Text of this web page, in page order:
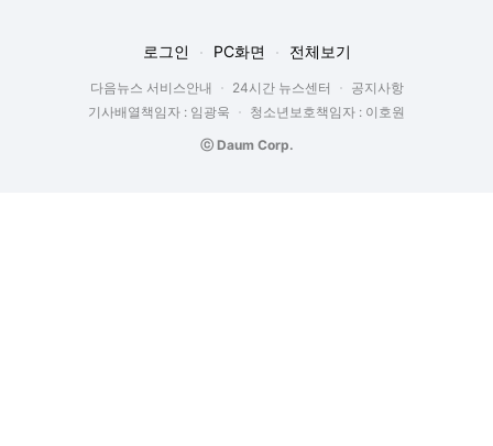
로그인 PC화면 전체보기
다음뉴스 서비스안내 24시간 뉴스센터
공지사항
기사배열책임자 : 임광욱
청소년보호책임자 : 이호원
ⓒ Daum Corp.